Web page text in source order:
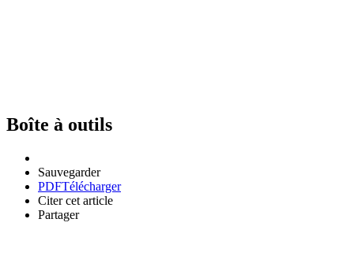
Boîte à outils
Sauvegarder
PDFTélécharger
Citer cet article
Partager